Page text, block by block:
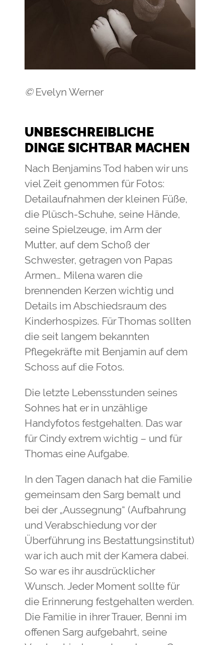
© Evelyn Werner
UNBESCHREIBLICHE
DINGE SICHTBAR MACHEN
Nach Benjamins Tod haben wir uns
viel Zeit genommen für Fotos:
Detailaufnahmen der kleinen Füße,
die Plüsch-Schuhe, seine Hände,
seine Spielzeuge, im Arm der
Mutter, auf dem Schoß der
Schwester, getragen von Papas
Armen… Milena waren die
brennenden Kerzen wichtig und
Details im Abschiedsraum des
Kinderhospizes. Für Thomas sollten
die seit langem bekannten
Pflegekräfte mit Benjamin auf dem
Schoss auf die Fotos.
Die letzte Lebensstunden seines
Sohnes hat er in unzählige
Handyfotos festgehalten. Das war
für Cindy extrem wichtig – und für
Thomas eine Aufgabe.
In den Tagen danach hat die Familie
gemeinsam den Sarg bemalt und
bei der „Aussegnung“ (Aufbahrung
und Verabschiedung vor der
Überführung ins Bestattungsinstitut)
war ich auch mit der Kamera dabei.
So war es ihr ausdrücklicher
Wunsch. Jeder Moment sollte für
die Erinnerung festgehalten werden.
Die Familie in ihrer Trauer, Benni im
offenen Sarg aufgebahrt, seine